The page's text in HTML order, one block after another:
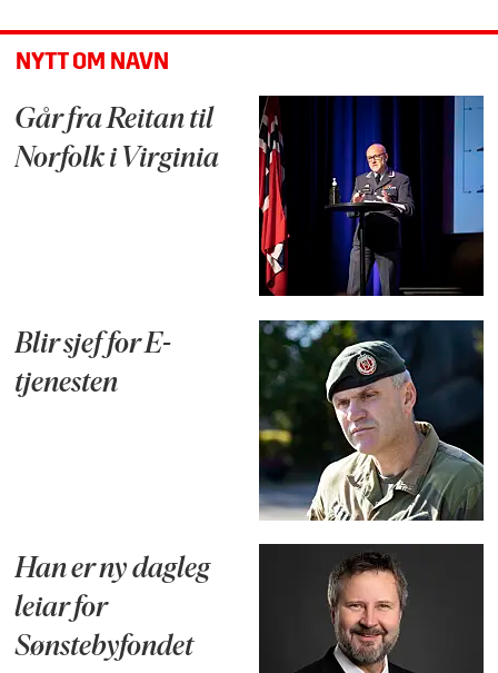
NYTT OM NAVN
Går fra Reitan til
Norfolk i Virginia
Blir sjef for E-
tjenesten
Han er ny dagleg
leiar for
Sønstebyfondet